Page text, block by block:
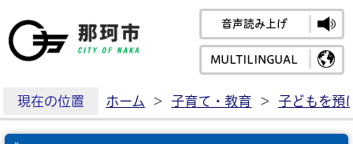
那珂市公式ホームペ
音声読み上げ
MULTILINGUAL
現在の位置 ホーム > 子育て・教育 > 子どもを預